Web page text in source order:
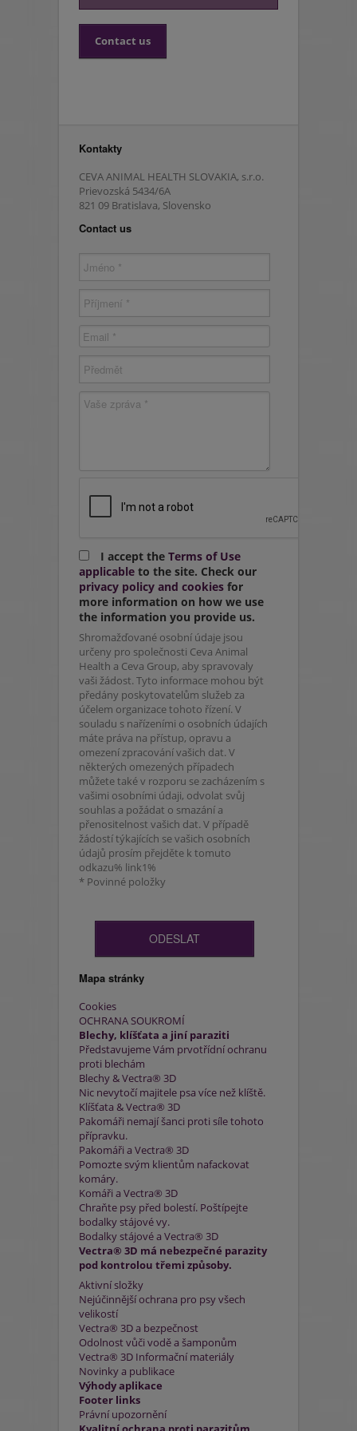
Informační materiály
Novinky a publikace
Praktické dotazy ohledně Vectra® 3D
Námitky vůči Vectra® 3D
Kontaktujte svého reprezentanta
Contact us
Kontakty
CEVA ANIMAL HEALTH SLOVAKIA, s.r.o.
Prievozská 5434/6A
821 09 Bratislava, Slovensko
Contact us
I accept the Terms of Use
applicable to the site. Check our
privacy policy and cookies for
more information on how we use
the information you provide us.
Shromažďované osobní údaje jsou
určeny pro společnosti Ceva Animal
Health a Ceva Group, aby spravovaly
vaši žádost. Tyto informace mohou být
předány poskytovatelům služeb za
účelem organizace tohoto řízení. V
souladu s nařízeními o osobních údajích
máte práva na přístup, opravu a
omezení zpracování vašich dat. V
některých omezených případech
můžete také v rozporu se zacházením s
vašimi osobními údaji, odvolat svůj
souhlas a požádat o smazání a
přenositelnost vašich dat. V případě
žádostí týkajících se vašich osobních
údajů prosím přejděte k tomuto
odkazu% link1%
* Povinné položky
Mapa stránky
Cookies
OCHRANA SOUKROMÍ
Blechy, klíšťata a jiní paraziti
Představujeme Vám prvotřídní ochranu
proti blechám
Blechy & Vectra® 3D
Nic nevytočí majitele psa více než klíště.
Klíšťata & Vectra® 3D
Pakomáři nemají šanci proti síle tohoto
přípravku.
Pakomáři a Vectra® 3D
Pomozte svým klientům nafackovat
komáry.
Komáři a Vectra® 3D
Chraňte psy před bolestí. Poštípejte
bodalky stájové vy.
Bodalky stájové a Vectra® 3D
Vectra® 3D má nebezpečné parazity
pod kontrolou třemi způsoby.
Aktivní složky
Nejúčinnější ochrana pro psy všech
velikostí
Vectra® 3D a bezpečnost
Odolnost vůči vodě a šamponům
Vectra® 3D Informační materiály
Novinky a publikace
Výhody aplikace
Footer links
Právní upozornění